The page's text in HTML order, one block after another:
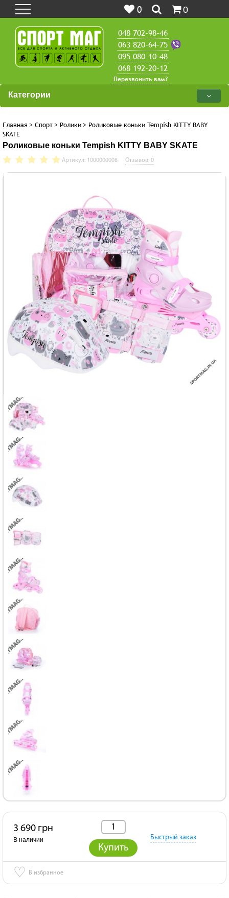
0 0
048 702-98-46
063 820-64-75
095 080-10-48
068 192-20-12
Перезвонить вам?
Категории
Главная > Спорт > Ролики > Роликовые коньки Tempish KITTY BABY
SKATE
Роликовые коньки Tempish KITTY BABY SKATE
Артикул: 1000000008 Отзывов: 0
3 690 грн
В наличии
Купить
Быстрый заказ
♡ В избранное